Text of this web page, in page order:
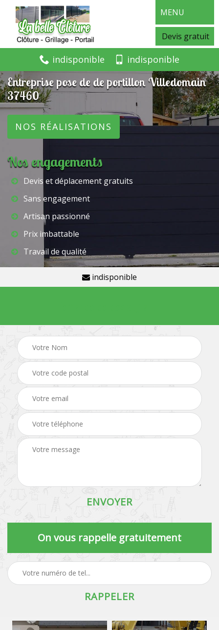
MENU
Devis gratuit
indisponible indisponible
Entreprise pose de de portillon Villedomain
37460
NOS RÉALISATIONS
Nos engagements
Devis et déplacement gratuits
Sans engagement
Artisan passionné
Prix imbattable
Travail de qualité
indisponible
On vous rappelle gratuitement